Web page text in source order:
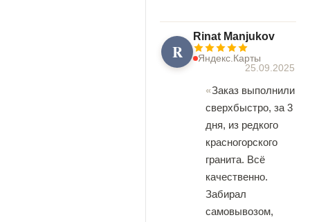
R
Rinat Manjukov
Яндекс.Карты
25.09.2025
Заказ выполнили
сверхбыстро, за 3
дня, из редкого
красногорского
гранита. Всё
качественно.
Забирал
самовывозом,